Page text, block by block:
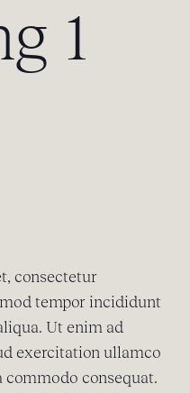
1
consectetur
tempor incididunt
Ut enim ad
exercitation ullamco
consequat.